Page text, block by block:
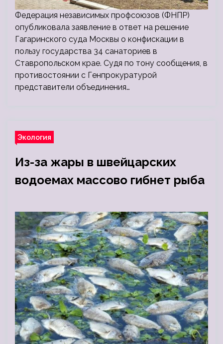
Федерация независимых профсоюзов (ФНПР)
опубликовала заявление в ответ на решение
Гагаринского суда Москвы о конфискации в
пользу государства 34 санаториев в
Ставропольском крае. Судя по тону сообщения, в
противостоянии с Генпрокуратурой
представители объединения…
Экология
Из-за жары в швейцарских
водоемах массово гибнет рыба